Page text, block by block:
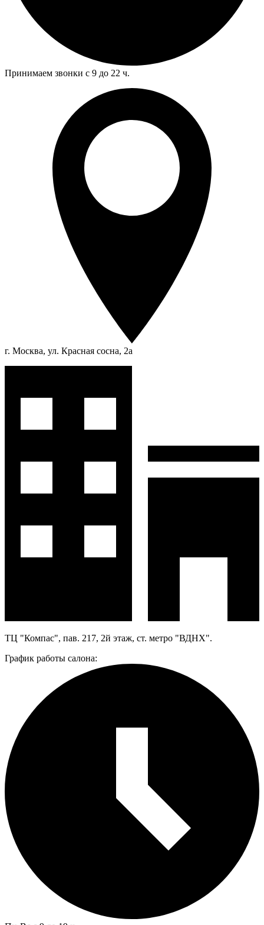
Принимаем звонки с 9 до 22 ч.
г. Москва, ул. Красная сосна, 2а
ТЦ "Компас", пав. 217, 2й этаж, ст. метро "ВДНХ".
График работы салона: